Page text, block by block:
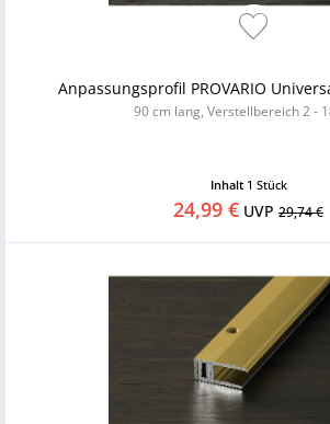
Anpassungsprofil PROVARIO
90 cm lang, Verstellbereich 2 -
Inhalt 1 Stück
24,99 € UVP 29,74 €